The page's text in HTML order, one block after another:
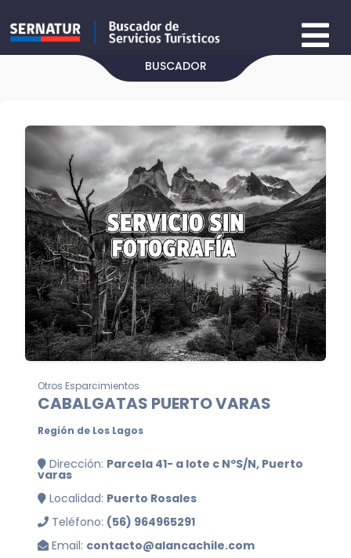
BUSCADOR
Otros Esparcimientos
CABALGATAS PUERTO VARAS
Región de Los Lagos
Dirección: Parcela 41- a lote c NºS/N, Puerto
varas
Localidad: Puerto Rosales
Teléfono: (56) 964965291
Email: contacto@alancachile.com